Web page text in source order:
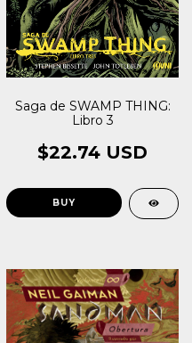
Saga de SWAMP THING:
Libro 3
$22.74 USD